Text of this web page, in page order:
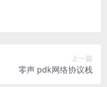
上一篇
零声 pdk网络协议栈